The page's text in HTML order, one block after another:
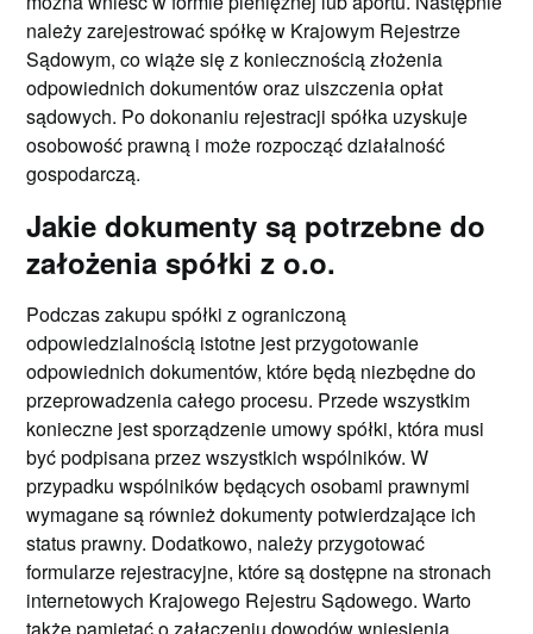
należy zarejestrować spółkę w Krajowym Rejestrze
Sądowym, co wiąże się z koniecznością złożenia
odpowiednich dokumentów oraz uiszczenia opłat
sądowych. Po dokonaniu rejestracji spółka uzyskuje
osobowość prawną i może rozpocząć działalność
gospodarczą.
Jakie dokumenty są potrzebne do
założenia spółki z o.o.
Podczas zakupu spółki z ograniczoną
odpowiedzialnością istotne jest przygotowanie
odpowiednich dokumentów, które będą niezbędne do
przeprowadzenia całego procesu. Przede wszystkim
konieczne jest sporządzenie umowy spółki, która musi
być podpisana przez wszystkich wspólników. W
przypadku wspólników będących osobami prawnymi
wymagane są również dokumenty potwierdzające ich
status prawny. Dodatkowo, należy przygotować
formularze rejestracyjne, które są dostępne na stronach
internetowych Krajowego Rejestru Sądowego. Warto